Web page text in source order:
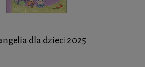
dla dzieci 2025